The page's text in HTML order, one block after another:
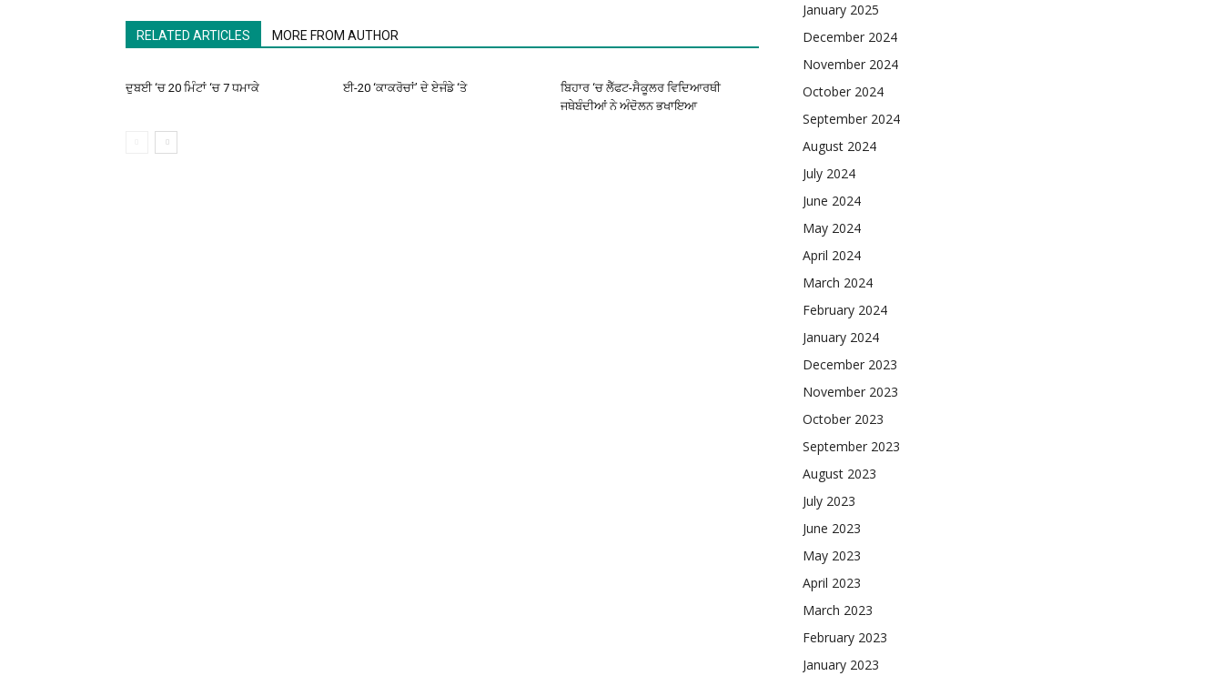
RELATED ARTICLES MORE FROM AUTHOR
ਦੁਬਈ ‘ਚ 20 ਮਿੰਟਾਂ ‘ਚ 7 ਧਮਾਕੇ ਈ-20 ‘ਕਾਕਰੋਚਾਂ’ ਦੇ ਏਜੰਡੇ ‘ਤੇ
ਬਿਹਾਰ ‘ਚ ਲੈੱਫਟ-ਸੈਕੂਲਰ ਵਿਦਿਆਰਥੀ
ਜਥੇਬੰਦੀਆਂ ਨੇ ਅੰਦੋਲਨ ਭਖਾਇਆ
January 2025
December 2024
November 2024
October 2024
September 2024
August 2024
July 2024
June 2024
May 2024
April 2024
March 2024
February 2024
January 2024
December 2023
November 2023
October 2023
September 2023
August 2023
July 2023
June 2023
May 2023
April 2023
March 2023
February 2023
January 2023